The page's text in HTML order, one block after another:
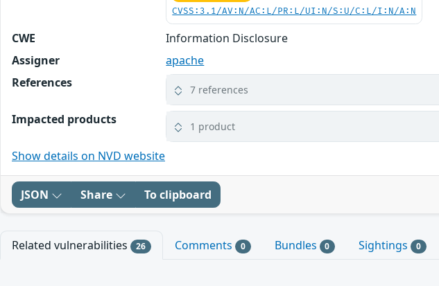
CVSS:3.1/AV:N/AC:L/PR:L/UI:N/S:U/C:L/I:N/A:N
CWE
Information Disclosure
Assigner
apache
References
7 references
Impacted products 1 product
Show details on NVD website
JSON Share To clipboard
Related vulnerabilities 26 Comments 0 Bundles 0 Sightings 0